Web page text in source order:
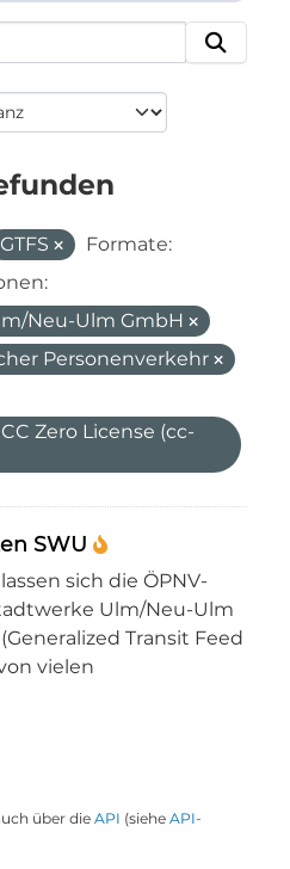
GTFS
Formate:
Neu-Ulm GmbH
Personenverkehr
Zero License (cc-
SWU
sich die ÖPNV-
Ulm/Neu-Ulm
Transit Feed
vielen
über die API (siehe API-